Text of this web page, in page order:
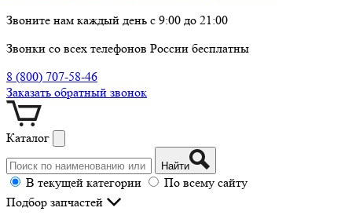
Звоните нам каждый день с 9:00 до 21:00
Звонки со всех телефонов России бесплатны
8 (800) 707-58-46
Заказать обратный звонок
Каталог
Найти
В текущей категории
По всему сайту
Подбор запчастей